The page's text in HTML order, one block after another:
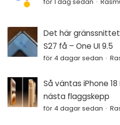
Det här
S27 få – One UI 9.5
för 4 dagar sedan
Så väntas iPhone
nästa flaggskepp
för 4 dagar sedan